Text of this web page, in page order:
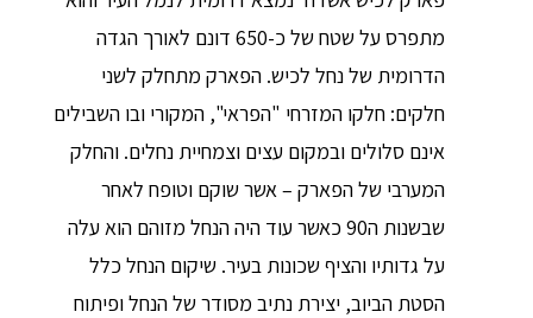
מתפרס על שטח של כ-650 דונם לאורך הגדה
הדרומית של נחל לכיש. הפארק מתחלק לשני
חלקים: חלקו המזרחי "הפראי", המקורי ובו השבילים
אינם סלולים ובמקום עצים וצמחיית נחלים. והחלק
המערבי של הפארק – אשר שוקם וטופח לאחר
שבשנות ה90 כאשר עוד היה הנחל מזוהם הוא עלה
על גדותיו והציף שכונות בעיר. שיקום הנחל כלל
הסטת הביוב, יצירת נתיב מסודר של הנחל ופיתוח